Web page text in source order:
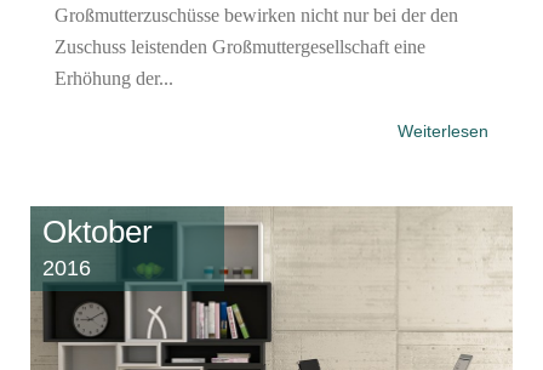
Großmutterzuschüsse bewirken nicht nur bei der den
Zuschuss leistenden Großmuttergesellschaft eine
Erhöhung der...
Weiterlesen
Oktober
2016